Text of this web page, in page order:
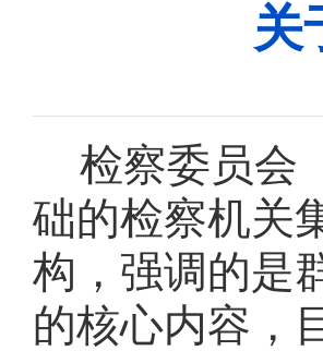
关
检察委员会
础的检察机关
构，强调的是
的核心内容，